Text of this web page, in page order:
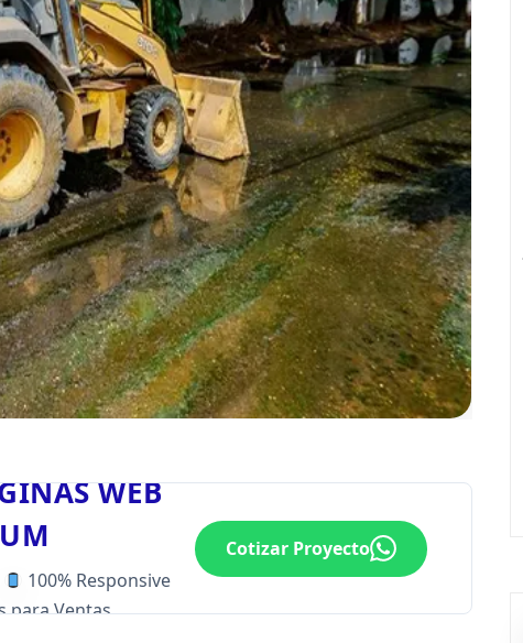
WEB
100% Responsive
para Ventas
Cotizar Proyecto